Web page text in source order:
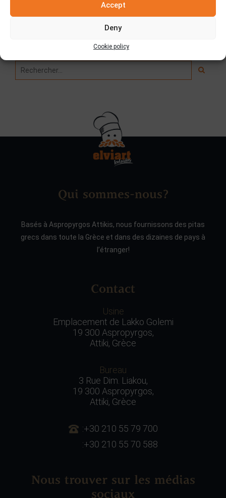
Accept
Deny
Cookie policy
Qui sommes-nous?
Basés à Aspropyrgos Attikis, nous fournissons des pitas
grecs dans toute la Grèce et dans des dizaines de pays à
l’étranger!
Contact
Usine
Emplacement de Lakko Golemi
19 300 Aspropyrgos,
Attiki, Grèce
Bureau
3 Rue Dim. Liakou,
19 300 Aspropyrgos,
Attiki, Grèce
:+30 210 55 79 700
:+30 210 55 70 588
Nous trouver sur les médias
sociaux